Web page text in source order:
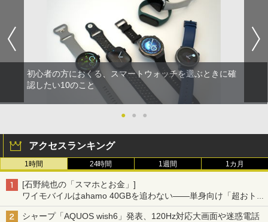
初心者の方におくる、スマートウォッチを選ぶときに確
認したい10のこと
● ● ●
アクセスランキング
1時間 24時間 1週間 1カ月
[石野純也の「スマホとお金」]
ワイモバイルはahamo 40GBを追わない――単身向け「超おトク
割」の安さと1年限定の注意点
シャープ「AQUOS wish6」発表、120Hz対応大画面や迷惑電話